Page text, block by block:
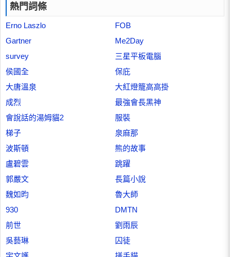
熱門詞條
Erno Laszlo
FOB
Gartner
Me2Day
survey
三星平板電腦
侯國全
保庇
大唐溫泉
大紅燈籠高高掛
成烈
最強會長黑神
會說話的湯姆貓2
服裝
梯子
泉麻那
波斯頓
熊的故事
盧碧雲
跳躍
郭嚴文
長篇小說
魏如昀
魯大師
930
DMTN
前世
劉雨辰
吳藝琳
囚徒